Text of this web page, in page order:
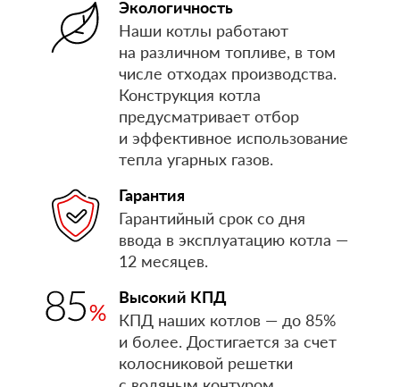
Экологичность
Наши котлы работают
на различном топливе, в том
числе отходах производства.
Конструкция котла
предусматривает отбор
и эффективное использование
тепла угарных газов.
Гарантия
Гарантийный срок со дня
ввода в эксплуатацию котла —
12 месяцев.
Высокий КПД
КПД наших котлов — до 85%
и более. Достигается за счет
колосниковой решетки